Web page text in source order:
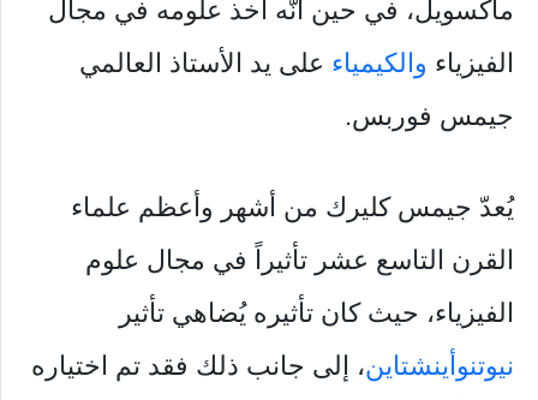
ماكسويل، في حين أنّه أخذ علومه في مجال
الفيزياء والكيمياء على يد الأستاذ العالمي
جيمس فوربس.
يُعدّ جيمس كليرك من أشهر وأعظم علماء
القرن التاسع عشر تأثيراً في مجال علوم
الفيزياء، حيث كان تأثيره يُضاهي تأثير
نيوتنوأينشتاين، إلى جانب ذلك فقد تم اختياره